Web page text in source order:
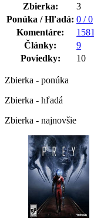
Zbierka:
3
Ponúka / Hľadá: 0 / 0
Komentáre:
1581
Články:
9
Poviedky:
10
Zbierka - ponúka
Zbierka - hľadá
Zbierka - najnovšie